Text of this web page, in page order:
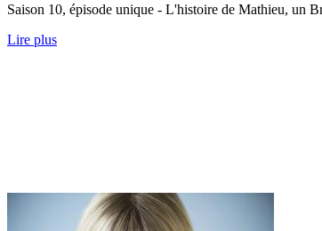
Saison 10, épisode unique - L'histoire de Mathieu, un
Lire plus